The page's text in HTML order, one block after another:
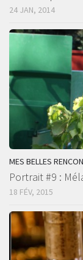
24 JAN, 2014
MES BELLES
Portrait #9 :
18 FÉV, 2015